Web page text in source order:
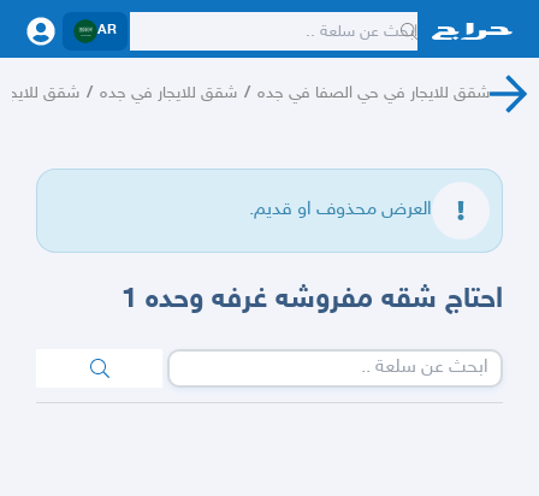
AR
شقق للايجار في حي الصفا في جده / شقق للايجار في جده / شقق للايجار
العرض محذوف او قديم.
احتاج شقه مفروشه غرفه وحده 1